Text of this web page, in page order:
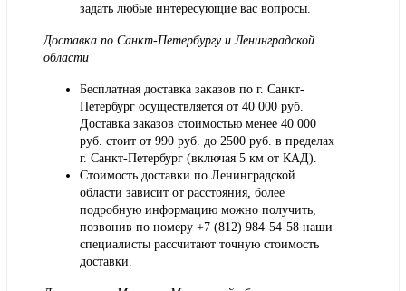
задать любые интересующие вас вопросы.
Доставка по Санкт-Петербургу и Ленинградской
области
Бесплатная доставка заказов по г. Санкт-
Петербург осуществляется от 40 000 руб.
Доставка заказов стоимостью менее 40 000
руб. стоит от 990 руб. до 2500 руб. в пределах
г. Санкт-Петербург (включая 5 км от КАД).
Стоимость доставки по Ленинградской
области зависит от расстояния, более
подробную информацию можно получить,
позвонив по номеру +7 (812) 984-54-58 наши
специалисты рассчитают точную стоимость
доставки.